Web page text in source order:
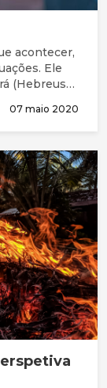
acontecer,
Ele
(Hebreus
(João
conduzir-
em
aparente
07 maio 2020